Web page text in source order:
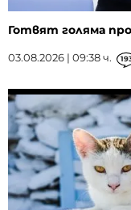
Готвят голяма
03.08.2026 | 09:38 ч.